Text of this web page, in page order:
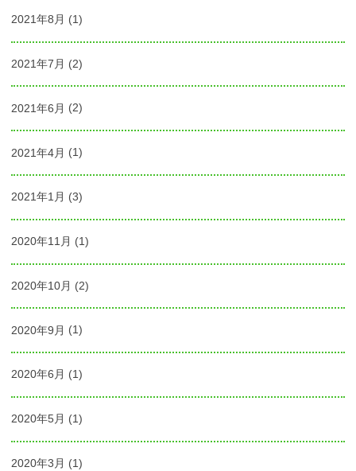
2021年8月 (1)
2021年7月 (2)
2021年6月 (2)
2021年4月 (1)
2021年1月 (3)
2020年11月 (1)
2020年10月 (2)
2020年9月 (1)
2020年6月 (1)
2020年5月 (1)
2020年3月 (1)